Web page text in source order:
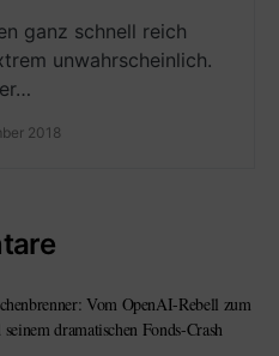
ganz schnell reich
unwahrscheinlich.
2018
Vom OpenAI-Rebell zum
dramatischen Fonds-Crash